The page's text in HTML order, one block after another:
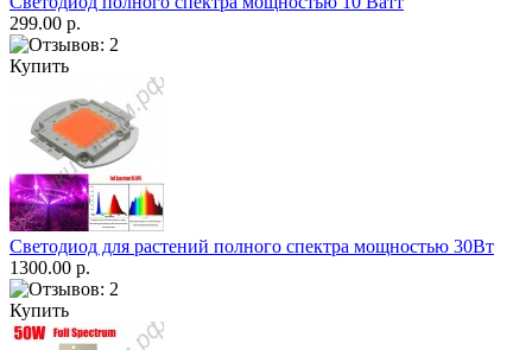
299.00 р.
Купить
Светодиод для растений полного спектра мощностью 30Вт
1300.00 р.
Купить